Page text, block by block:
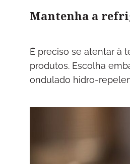
Mantenha a
É preciso se atentar à
produtos. Escolha
ondulado hidro-